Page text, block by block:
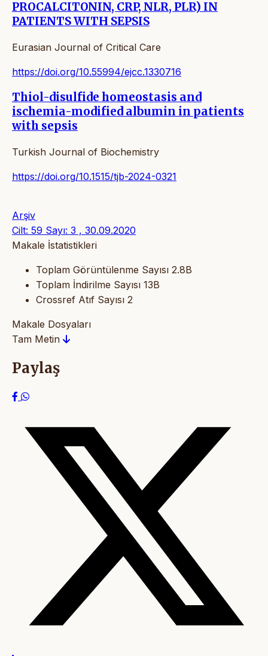
PROCALCITONIN, CRP, NLR, PLR) IN
PATIENTS WITH SEPSIS
Eurasian Journal of Critical Care
https://doi.org/10.55994/ejcc.1330716
Thiol-disulfide homeostasis and
ischemia-modified albumin in patients
with sepsis
Turkish Journal of Biochemistry
https://doi.org/10.1515/tjb-2024-0321
Arşiv
Cilt: 59 Sayı: 3 , 30.09.2020
Makale İstatistikleri
Toplam Görüntülenme Sayısı 2.8B
Toplam İndirilme Sayısı 13B
Crossref Atıf Sayısı 2
Makale Dosyaları
Tam Metin
Paylaş